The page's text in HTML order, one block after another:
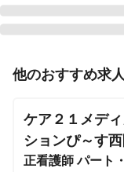
正看護師 パート・
【京都・嵐山 訪
られます
他のおすすめ求人
ケア２１メデ
ションぴ～す
正看護師パート